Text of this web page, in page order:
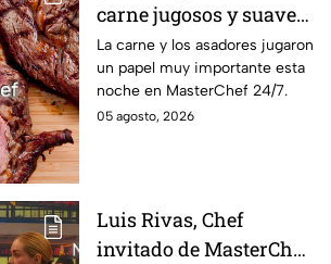
carne jugosos y suaves
al estilo MasterChef
24/7?
La carne y los asadores jugaron
un papel muy importante esta
noche en MasterChef 24/7.
05 agosto, 2026
Luis Rivas, Chef
invitado de MasterChef